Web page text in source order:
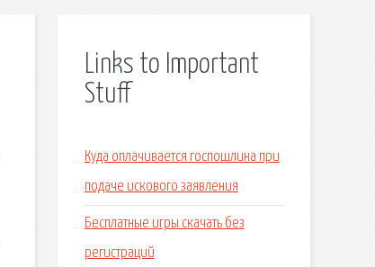
Links to Important
Stuff
Куда оплачивается госпошлина при
подаче искового заявления
Бесплатные игры скачать без
регистраций